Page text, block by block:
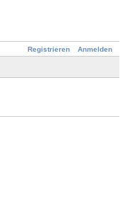
Registrieren Anmelden